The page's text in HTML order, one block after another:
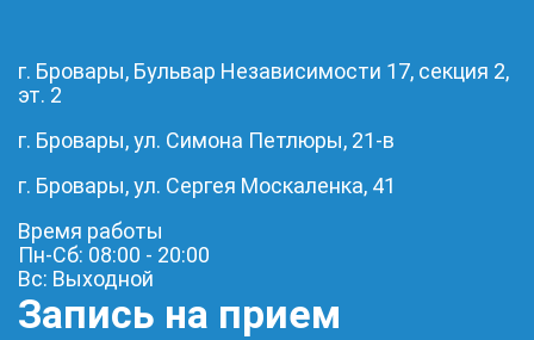
г. Бровары, Бульвар Независимости 17, секция 2,
эт. 2
г. Бровары, ул. Симона Петлюры, 21-в
г. Бровары, ул. Сергея Москаленка, 41
Время работы
Пн-Сб: 08:00 - 20:00
Вс: Выходной
Запись на прием